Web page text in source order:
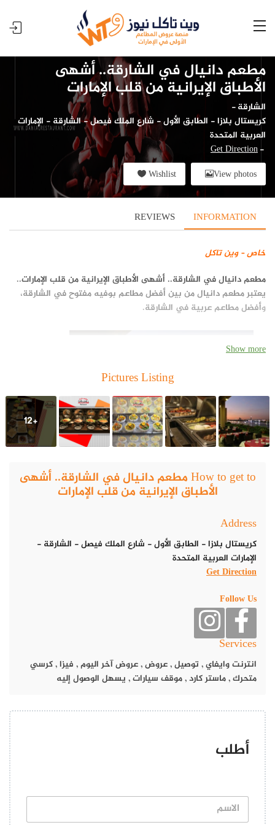
مطعم دانيال في الشارقة.. أشهى
الأطباق الإيرانية من قلب الإمارات
الشارقة-
كريستال بلازا - الطابق الأول - شارع الملك فيصل - الشارقة - الإمارات
العربية المتحدة
-
Get Direction
View photos
Wishlist
INFORMATION
REVIEWS
خاص – وين تاكل
مطعم دانيال في الشارقة.. أشهى الأطباق الإيرانية من قلب الإمارات..
يعتبر مطعم دانيال من بين أفضل مطاعم بوفيه مفتوح في الشارقة،
وأفضل مطاعم عربية في الشارقة.
Show more
Pictures Listing
+12
How to get to مطعم دانيال في الشارقة.. أشهى
الأطباق الإيرانية من قلب الإمارات
Address
كريستال بلازا - الطابق الأول - شارع الملك فيصل - الشارقة -
الإمارات العربية المتحدة
Get Direction
Follow Us
Services
انترنت وايفاي, توصيل,عروض,عروض آخر اليوم, فيزا,كرسي
متحرك,ماستر كارد,موقف سيارات, يسهل الوصول إليه
أطلب
ا